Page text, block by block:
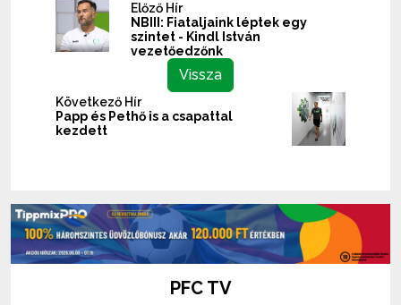
Előző Hír
NBIII: Fiataljaink léptek egy
szintet - Kindl István
vezetőedzőnk
Vissza
Következő Hír
Papp és Pethő is a csapattal
kezdett
PFC TV